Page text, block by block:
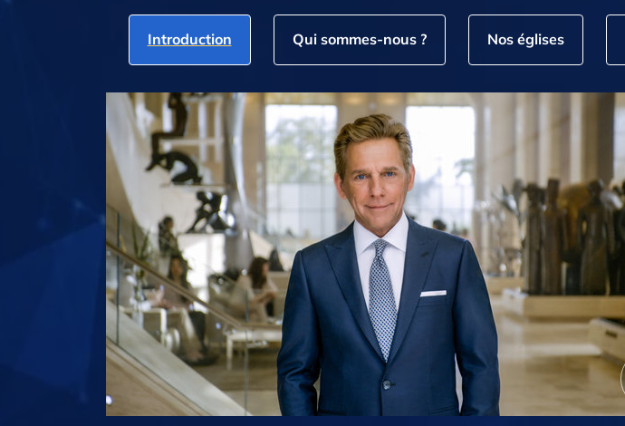
Introduction Qui sommes‑nous ? Nos églises